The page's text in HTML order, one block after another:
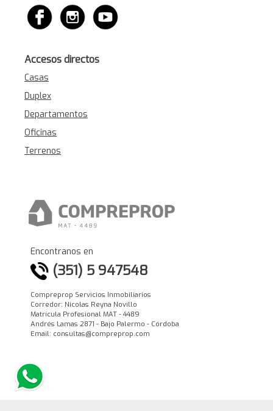
Accesos directos
Casas
Duplex
Departamentos
Oficinas
Terrenos
Encontranos en
(351) 5 947548
Compreprop Servicios Inmobiliarios
Corredor: Nicolas Reyna Novillo
Matrícula Profesional MAT - 4489
Andrés Lamas 2871 - Bajo Palermo - Córdoba
Email: consultas@compreprop.com